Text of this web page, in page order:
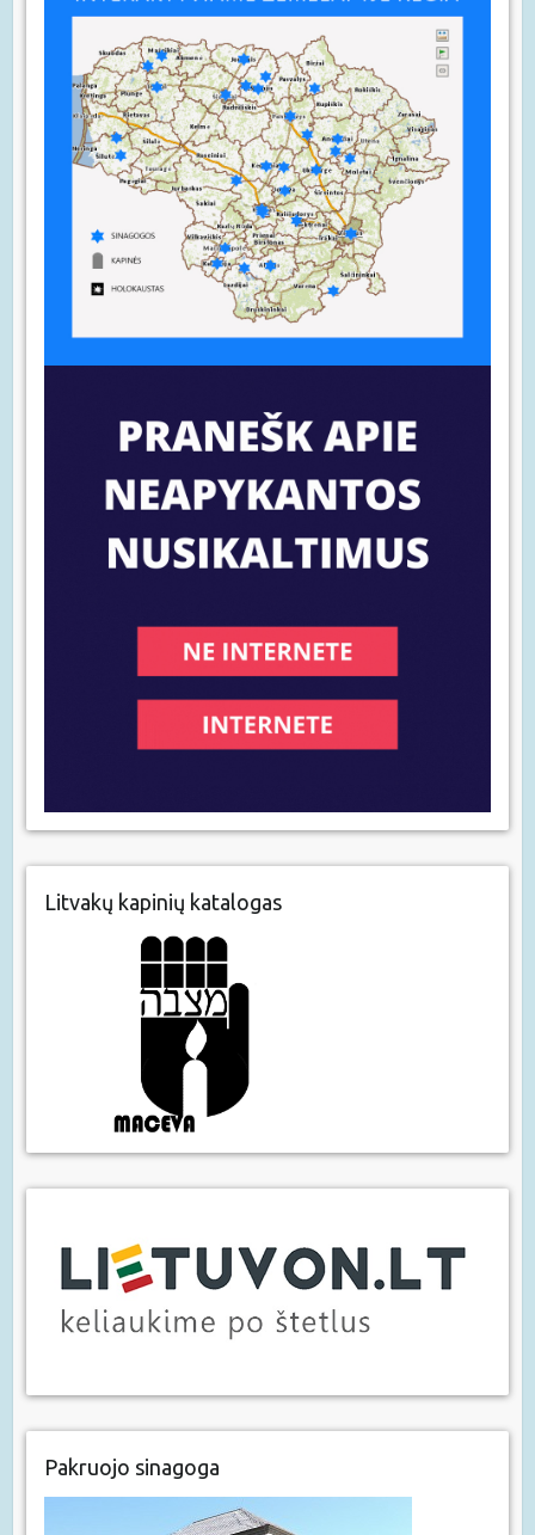
Litvakų kapinių katalogas
Pakruojo sinagoga